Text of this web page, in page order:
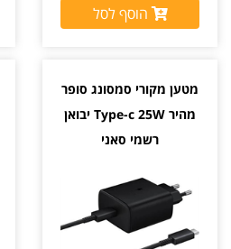
הוסף לסל
מטען מקורי סמסונג סופר
מהיר Type-c 25W יבואן
רשמי סאני